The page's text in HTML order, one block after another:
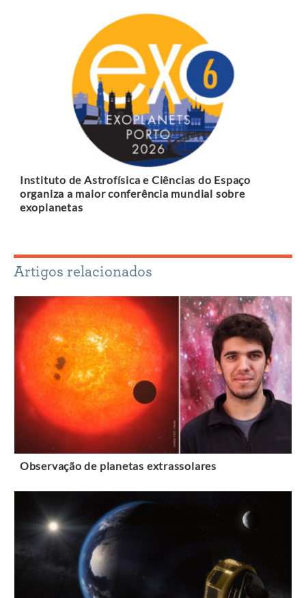
Instituto de Astrofísica e Ciências do Espaço
organiza a maior conferência mundial sobre
exoplanetas
Artigos relacionados
Observação de planetas extrassolares